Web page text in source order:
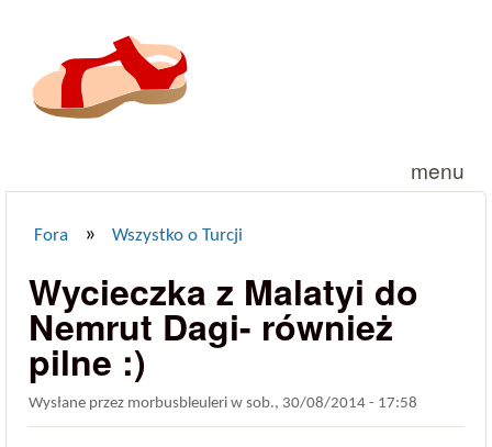
menu
Fora » Wszystko o Turcji
Wycieczka z Malatyi do
Nemrut Dagi- również
pilne :)
Wysłane przez morbusbleuleri w sob., 30/08/2014 - 17:58